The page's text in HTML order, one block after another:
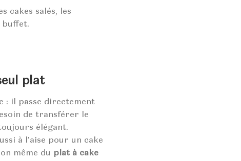
cakes salés, les
buffet.
plat
: il passe directement
de transférer le
élégant.
à l’aise pour un cake
même du plat à cake